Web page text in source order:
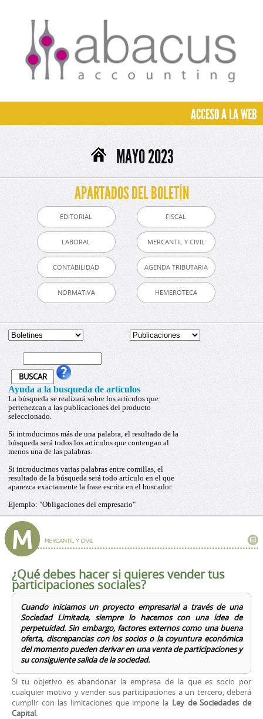
ACCESO A LA WEB
MAYO 2023
APARTADOS DEL BOLETÍN
EDITORIAL FISCAL
LABORAL MERCANTIL Y CIVIL
CONTABILIDAD AGENDA TRIBUTARIA
NORMATIVA HEMEROTECA
Ayuda a la busqueda de artículos
La búsqueda se realizará sobre los artículos que
pertenezcan a las publicaciones del producto
seleccionado.
Si introducimos más de una palabra, el resultado de la
búsqueda será todos los artículos que contengan al
menos una de las palabras.
Si introducimos varias palabras entre comillas, el
resultado de la búsqueda será todo artículo en el que
aparezca exactamente la frase escrita en el buscador.
Ejemplo: "Obligaciones del empresario"
¿Qué debes hacer si quieres vender tus
participaciones sociales?
Cuando iniciamos un proyecto empresarial a través de una
Sociedad Limitada, siempre lo hacemos con una idea de
perpetuidad. Sin embargo, factores externos como una buena
oferta, discrepancias con los socios o la coyuntura económica
del momento pueden derivar en una venta de participaciones y
su consiguiente salida de la sociedad.
Si tu objetivo es abandonar la empresa de la que es socio por
cualquier motivo y vender sus participaciones a un tercero, deberá
cumplir con las limitaciones que impone la Ley de Sociedades de
Capital.